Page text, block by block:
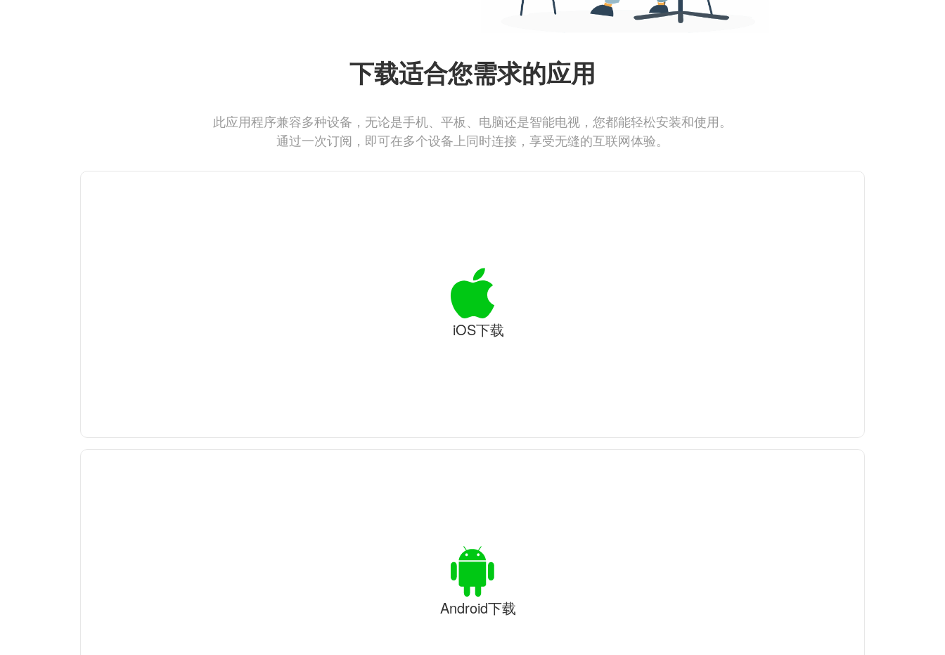
下载适合您需求的应用
此应用程序兼容多种设备，无论是手机、平板、电脑还是智能电视，您都能轻松安装和使用。
通过一次订阅，即可在多个设备上同时连接，享受无缝的互联网体验。
iOS下载
Android下载